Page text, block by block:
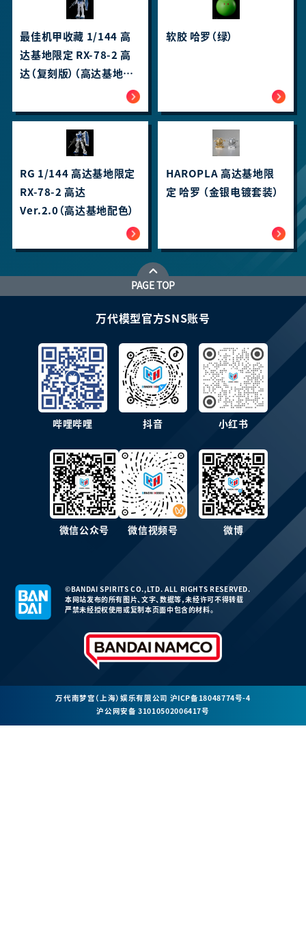
最佳机甲收藏 1/144 高
达基地限定 RX-78-2 高
达（复刻版）（高达基地配
软胶 哈罗（绿）
RG 1/144 高达基地限定
RX-78-2 高达
Ver.2.0（高达基地配色）
HAROPLA 高达基地限
定 哈罗 （金银电镀套装）
PAGE TOP
万代模型官方SNS账号
哔哩哔哩 抖音 小红书
微信公众号 微信视频号 微博
©BANDAI SPIRITS CO.,LTD. ALL RIGHTS RESERVED.
本网站发布的所有图片、文字、数据等，未经许可不得转载
严禁未经授权使用或复制本页面中包含的材料。
万代南梦宫（上海）娱乐有限公司 沪ICP备18048774号-4
沪公网安备 31010502006417号